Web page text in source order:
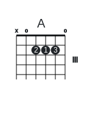
A
x o
2 1 3
o